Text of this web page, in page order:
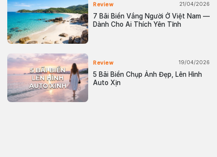
Review
7 Bãi Biển Vắng Người Ở Việt Nam —
Dành Cho Ai Thích Yên Tĩnh
21/04/2026
Review
5 Bãi Biển Chụp Ảnh Đẹp, Lên Hình
Auto Xịn
19/04/2026